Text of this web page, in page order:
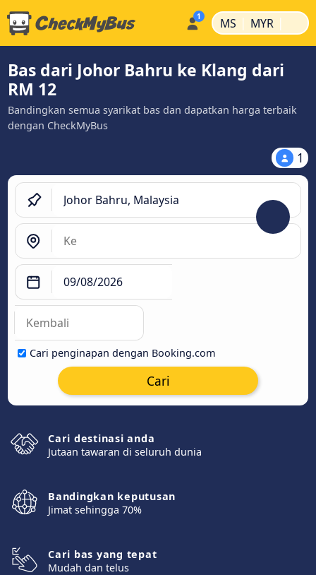
MS | MYR |
Bas dari Johor Bahru ke Klang dari
RM 12
Bandingkan semua syarikat bas dan dapatkan harga terbaik
dengan CheckMyBus
1
Cari penginapan dengan Booking.com
Cari
Cari destinasi anda
Jutaan tawaran di seluruh dunia
Bandingkan keputusan
Jimat sehingga 70%
Cari bas yang tepat
Mudah dan telus